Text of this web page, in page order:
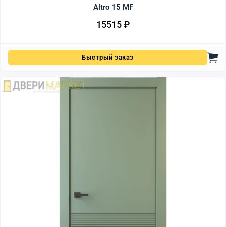
Altro 15 MF
15515₽
Быстрый заказ